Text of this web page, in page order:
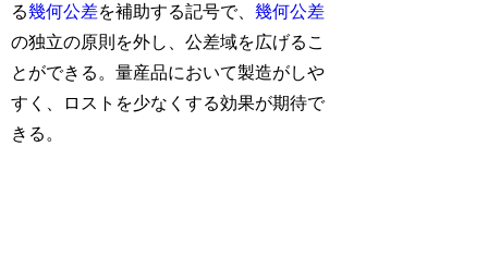
る幾何公差を補助する記号で、幾何公差
の独立の原則を外し、公差域を広げるこ
とができる。量産品において製造がしや
すく、ロストを少なくする効果が期待で
きる。